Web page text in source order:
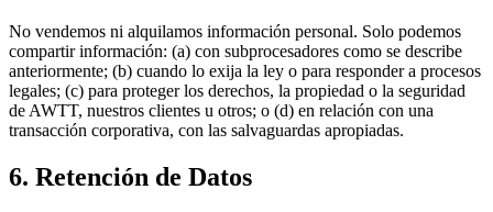
No vendemos ni alquilamos información personal. Solo podemos
compartir información: (a) con subprocesadores como se describe
anteriormente; (b) cuando lo exija la ley o para responder a procesos
legales; (c) para proteger los derechos, la propiedad o la seguridad
de AWTT, nuestros clientes u otros; o (d) en relación con una
transacción corporativa, con las salvaguardas apropiadas.
6. Retención de Datos